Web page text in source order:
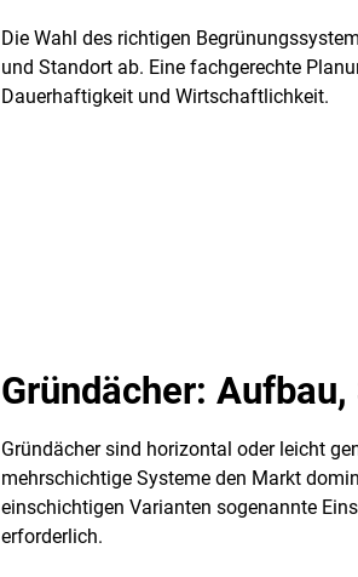
Die Wahl des richtigen
und Standort ab. Eine fachgerechte
Dauerhaftigkeit und Wirtschaftlichkeit.
Gründächer:
Gründächer sind horizontal oder leicht
mehrschichtige Systeme den Markt
einschichtigen Varianten sogenannte
erforderlich.